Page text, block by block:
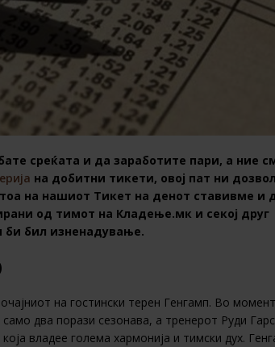
среќата и да заработите пари, а ние
на добитни тикети, овој пат ни
на нашиот Тикет на денот ставивме и
од тимот на Кладење.мк и секој друг
би бил изненадување.
на гостински терен Генгамп. Во
два порази сезонава, а тренерот Руди
владее голема хармонија и тимски дух.